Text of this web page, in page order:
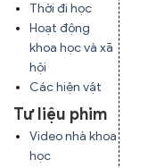
Thời đi học
Hoạt động
khoa học và xã
hội
Các hiện vật
Tư liệu phim
Video nhà khoa
học